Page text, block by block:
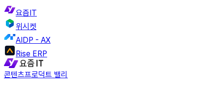
요즘IT
위시켓
AIDP - AX
Rise ERP
콘텐츠프로덕트 밸리